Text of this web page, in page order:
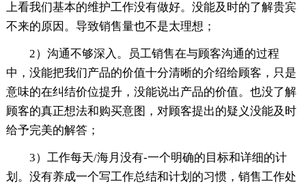
上看我们基本的维护工作没有做好。没能及时的了解贵宾
不来的原因。导致销售量也不是太理想；
2）沟通不够深入。员工销售在与顾客沟通的过程
中，没能把我们产品的价值十分清晰的介绍给顾客，只是
意味的在纠结价位提升，没能说出产品的价值。也没了解
顾客的真正想法和购买意图，对顾客提出的疑义没能及时
给予完美的解答；
3）工作每天/海月没有-一个明确的目标和详细的计
划。没有养成一个写工作总结和计划的习惯，销售工作处